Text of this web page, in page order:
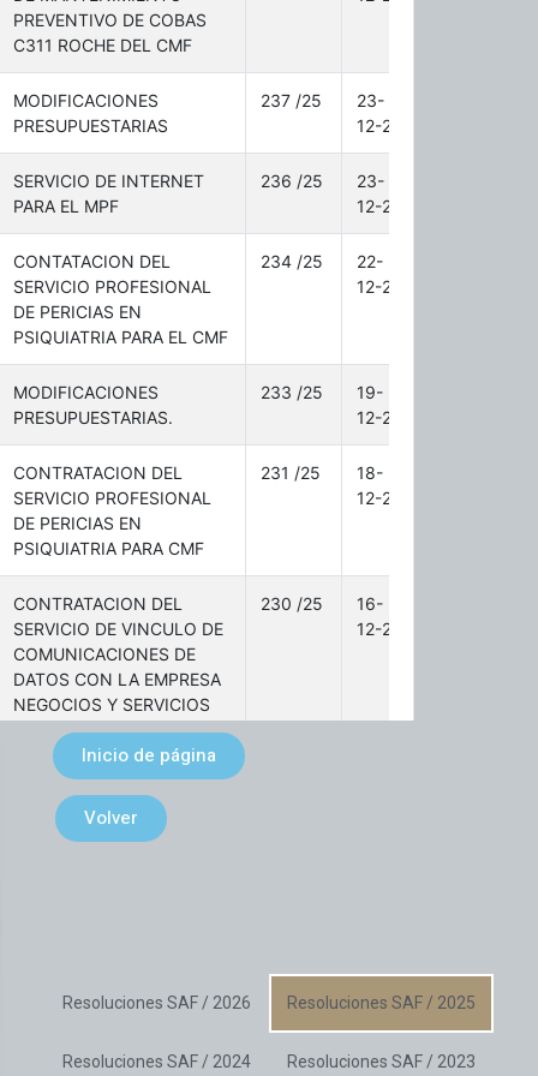
Inicio de página
Volver
Resoluciones SAF / 2026 Resoluciones SAF / 2025
Resoluciones SAF / 2024 Resoluciones SAF / 2023